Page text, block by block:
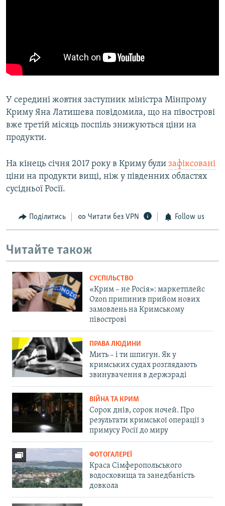
У середині жовтня заступник міністра Мінпрому
Криму Яна Латишева повідомила, що на півострові
вже третій місяць поспіль знижуються ціни на
продукти.
На кінець січня 2017 року в Криму були зафіксовані
ціни на продукти вищі, ніж у південних областях
сусідньої Росії.
Поділитись Читати без VPN Follow us
Читайте також
СУСПІЛЬСТВО
«Крим – не Росія»: маркетплейс
Ozon припинив прийом нових
замовлень на Кримському
півострові
ПРАВА ЛЮДИНИ
Мить – і ти шпигун. Як у
кримських судах розглядають
звинувачення в держзраді
ВІЙНА ТА КРИМ
Сорок днів, сорок ночей. Про
результати кримської операції з
примусу Росії до миру
ФОТОГАЛЕРЕЇ
Краса Сімферопольського
водосховища та занедбаність
довкола